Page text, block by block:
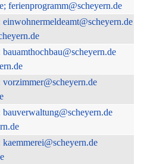
ferienprogramm@scheyern.de